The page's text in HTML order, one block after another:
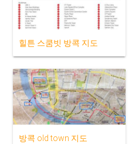
힐튼 스쿰빗 방콕 지도
방콕 old town 지도